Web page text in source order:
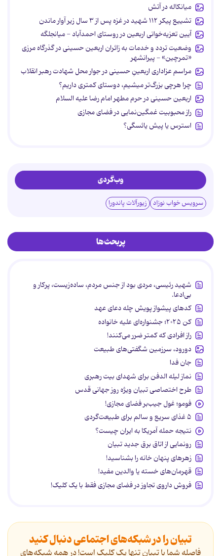
میانکاله در آتش
تشییع پیکر ۱۱۲ شهید در غزه پس از ۳ سال زیر آوار ماندن
آیین تعزیه‌خوانی اربعین در روستای احمدآباد - میانجلگه
وضعیت تردد و خدمات به زائران اربعین حسینی در گذرگاه مرزی
«تمرچین» - پیرانشهر
مراسم عزاداری اربعینِ حسینی در جوار محل شهادت رهبر انقلاب
چرا هرچی بزرگ‌تر میشیم، دوستای کمتری داریم؟
اربعین حسینی در حرم مطهر امام رضا علیه السلام
راز محبوبیت غمگین‌نمایی در فضای مجازی
استرس یا پیش یائسگی؟
وب‌گردی
سرویس خواب نوزاد زیورآلات پاندورا
پربحث‌ها
شهید رئیسی، مردی بود از جنس مردم، ساده‌زیست، پرکار و
بی‌ادعا.
کدهای پیشواز پویش چله دعای عهد
کن ۲۰۲۵؛ جشنواره‌ای علیه خانواده
راز افرادی که کمتر ضرر می‌کنند!
دورود، سرزمین شگفتی‌های طبیعت
جان فدا
نماز لیله الدفن برای شهدای بیت رهبری
طرح اختصاصی تبیان ویژه روز جهانی قدس
فومو؛ غول جیب‌بر فضای مجازی!
۵ غذای سریع و سالم برای طبیعت‌گردی
نتیجه حمله آمریکا به ایران چیست؟
رونمایی از اتاق برق جدید تبیان
زهرهای پنهان خانه را بشناسید!
قهرمان‌های خسته یا والدین مفید!
فروش داروی تجاوز در فضای مجازی فقط با یک کلیک!
تبیان را در شبکه‌های اجتماعی دنبال کنید
فاصله شما با تبیان تنها یک کلیک است! در همه شبکه‌های